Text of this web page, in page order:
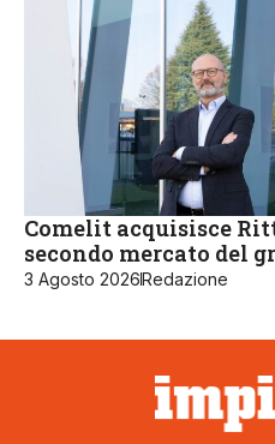
Comelit acquisisce
secondo mercato del
3 Agosto 2026Redazione